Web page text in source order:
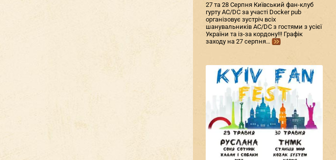
27 та 28 Серпня Київський фан-клуб
гурту AC/DС за участі Docker pub
організовує зустріч всіх
шанувальників AC/DС з гостями з усієї
України та із-за кордону!!! Графік
заходу на 27 серпня…